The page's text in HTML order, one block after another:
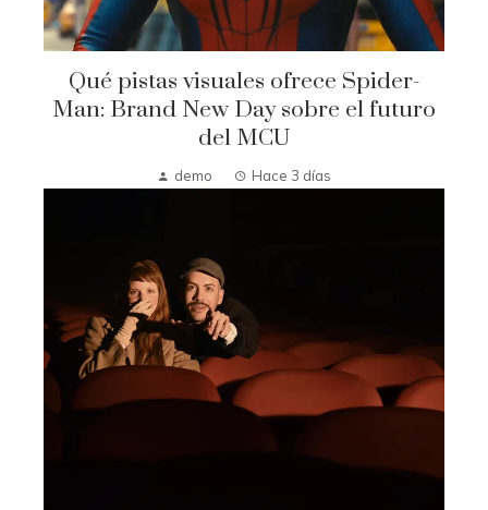
Qué pistas visuales ofrece Spider-
Man: Brand New Day sobre el futuro
del MCU
demo Hace 3 días